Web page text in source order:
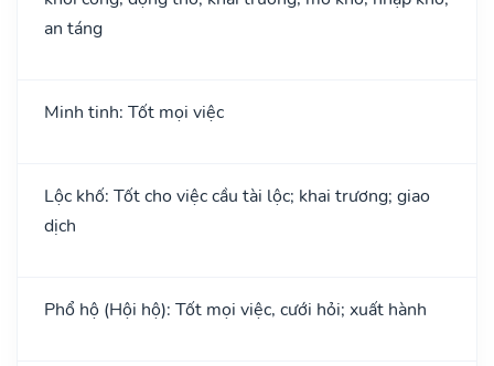
an táng
Minh tinh: Tốt mọi việc
Lộc khố: Tốt cho việc cầu tài lộc; khai trương; giao
dịch
Phổ hộ (Hội hộ): Tốt mọi việc, cưới hỏi; xuất hành